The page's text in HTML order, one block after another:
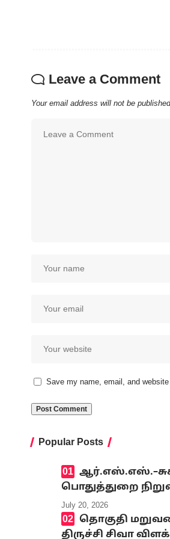
Leave a Comment
Your email address will not be
Save my name, email, and
Popular Posts
பொதுத்துறை
July 20, 2026
தொகுதி
திருச்சி சிவா